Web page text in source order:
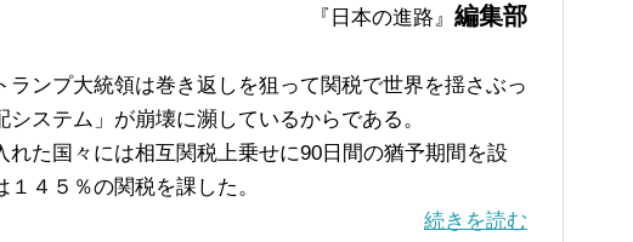
『日本の進路』 編集部
ンプ大統領は巻き返しを狙って関税で世界を揺さぶっ
ステム」が崩壊に瀕しているからである。
た国々には相互関税上乗せに90日間の猶予期間を設
４５％の関税を課した。
続きを読む